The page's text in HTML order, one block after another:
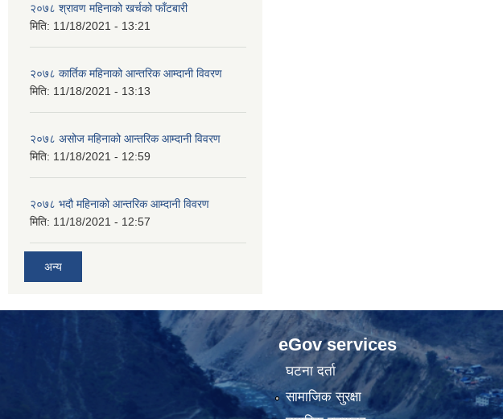
२०७८ श्रावण महिनाको खर्चको फाँटबारी
मिति: 11/18/2021 - 13:21
२०७८ कार्तिक महिनाको आन्तरिक आम्दानी विवरण
मिति: 11/18/2021 - 13:13
२०७८ असोज महिनाको आन्तरिक आम्दानी विवरण
मिति: 11/18/2021 - 12:59
२०७८ भदौ महिनाको आन्तरिक आम्दानी विवरण
मिति: 11/18/2021 - 12:57
अन्य
eGov services
घटना दर्ता
सामाजिक सुरक्षा